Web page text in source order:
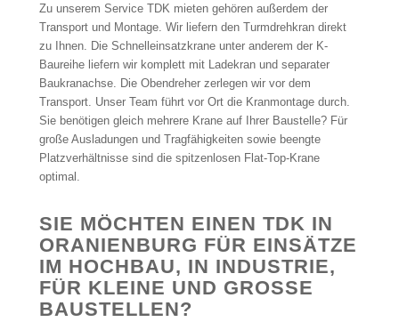
Zu unserem Service TDK mieten gehören außerdem der
Transport und Montage. Wir liefern den Turmdrehkran direkt
zu Ihnen. Die Schnelleinsatzkrane unter anderem der K-
Baureihe liefern wir komplett mit Ladekran und separater
Baukranachse. Die Obendreher zerlegen wir vor dem
Transport. Unser Team führt vor Ort die Kranmontage durch.
Sie benötigen gleich mehrere Krane auf Ihrer Baustelle? Für
große Ausladungen und Tragfähigkeiten sowie beengte
Platzverhältnisse sind die spitzenlosen Flat-Top-Krane
optimal.
SIE MÖCHTEN EINEN TDK IN
ORANIENBURG FÜR EINSÄTZE
IM HOCHBAU, IN INDUSTRIE,
FÜR KLEINE UND GROSSE B
AUSTELLEN?